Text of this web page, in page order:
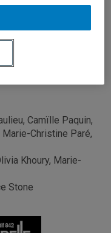
Camïlle Paquin,
Christine Paré,
Khoury, Marie-
Stone